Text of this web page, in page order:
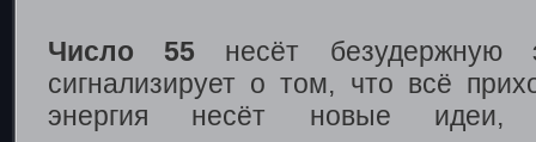
Число 55 несёт безудержную
сигнализирует о том, что всё
энергия несёт новые